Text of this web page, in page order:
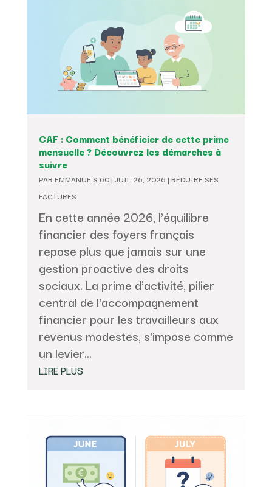
CAF : Comment bénéficier de cette prime
mensuelle ? Découvrez les démarches à
suivre
PAR EMMANUE.S.60| JUIL 26, 2026 | RÉDUIRE SES
FACTURES
En cette année 2026, l'équilibre
financier des foyers français
repose plus que jamais sur une
gestion proactive des droits
sociaux. La prime d'activité, pilier
central de l'accompagnement
financier pour les travailleurs aux
revenus modestes, s'impose comme
un levier...
LIRE PLUS